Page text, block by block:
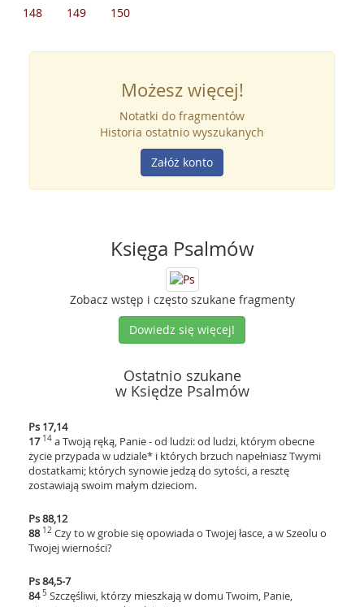
148
149 150
Możesz więcej!
Notatki do fragmentów
Historia ostatnio wyszukanych
Załóż konto
Księga Psalmów
Zobacz wstęp i często szukane fragmenty
Dowiedz się więcej!
Ostatnio szukane
w Księdze Psalmów
Ps 17,14
1714 a Twoją ręką, Panie - od ludzi: od ludzi, którym obecne
życie przypada w udziale* i których brzuch napełniasz Twymi
dostatkami; których synowie jedzą do sytości, a resztę
zostawiają swoim małym dzieciom.
Ps 88,12
88 12 Czy to w grobie się opowiada o Twojej łasce, a w Szeolu o
Twojej wierności?
Ps 84,5-7
84 5 Szczęśliwi, którzy mieszkają w domu Twoim, Panie,